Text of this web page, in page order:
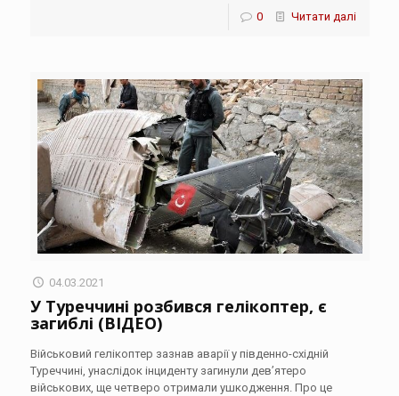
0 Читати далі
04.03.2021
У Туреччині розбився гелікоптер, є
загиблі (ВІДЕО)
Військовий гелікоптер зазнав аварії у південно-східній
Туреччині, унаслідок інциденту загинули дев’ятеро
військових, ще четверо отримали ушкодження. Про це